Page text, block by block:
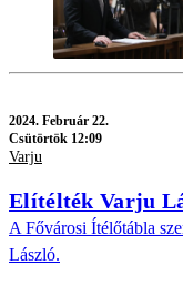
2024. Február 22.
Csütörtök 12:09
Varju
Elítélték Varju
A Fővárosi Ítélőtábla
László.